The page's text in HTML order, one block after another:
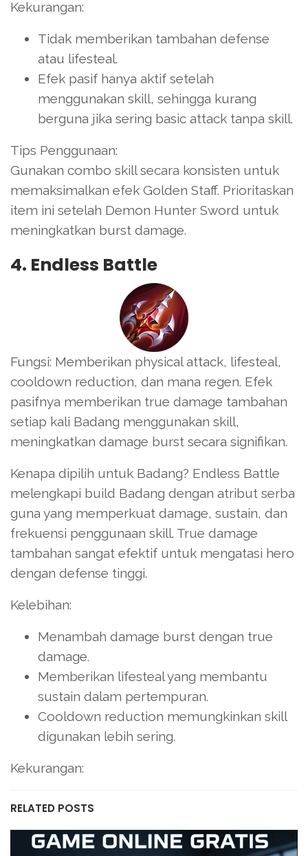
Kekurangan:
Tidak memberikan tambahan defense
atau lifesteal.
Efek pasif hanya aktif setelah
menggunakan skill, sehingga kurang
berguna jika sering basic attack tanpa skill.
Tips Penggunaan:
Gunakan combo skill secara konsisten untuk
memaksimalkan efek Golden Staff. Prioritaskan
item ini setelah Demon Hunter Sword untuk
meningkatkan burst damage.
4. Endless Battle
Fungsi: Memberikan physical attack, lifesteal,
cooldown reduction, dan mana regen. Efek
pasifnya memberikan true damage tambahan
setiap kali Badang menggunakan skill,
meningkatkan damage burst secara signifikan.
Kenapa dipilih untuk Badang? Endless Battle
melengkapi build Badang dengan atribut serba
guna yang memperkuat damage, sustain, dan
frekuensi penggunaan skill. True damage
tambahan sangat efektif untuk mengatasi hero
dengan defense tinggi.
Kelebihan:
Menambah damage burst dengan true
damage.
Memberikan lifesteal yang membantu
sustain dalam pertempuran.
Cooldown reduction memungkinkan skill
digunakan lebih sering.
Kekurangan:
RELATED POSTS